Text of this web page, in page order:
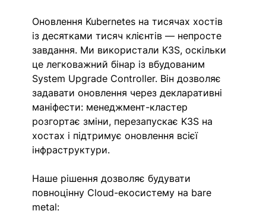
Оновлення Kubernetes на тисячах хостів
із десятками тисяч клієнтів — непросте
завдання. Ми використали K3S, оскільки
це легковажний бінар із вбудованим
System Upgrade Controller. Він дозволяє
задавати оновлення через декларативні
маніфести: менеджмент-кластер
розгортає зміни, перезапускає K3S на
хостах і підтримує оновлення всієї
інфраструктури.
Наше рішення дозволяє будувати
повноцінну Cloud-екосистему на bare
metal: